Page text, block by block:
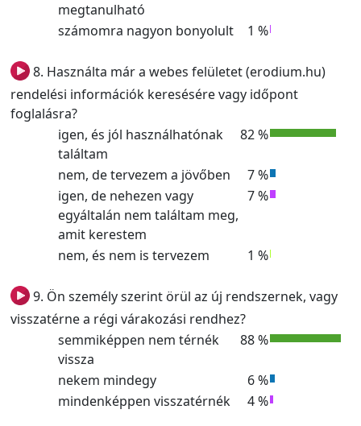
megtanulható
számomra nagyon bonyolult 1 %
8. Használta már a webes felületet (erodium.hu)
rendelési információk keresésére vagy időpont
foglalásra?
igen, és jól használhatónak
találtam
82 %
nem, de tervezem a jövőben
7 %
igen, de nehezen vagy
egyáltalán nem találtam meg,
amit kerestem
7 %
nem, és nem is tervezem 1 %
9. Ön személy szerint örül az új rendszernek, vagy
visszatérne a régi várakozási rendhez?
semmiképpen nem térnék
vissza
88 %
nekem mindegy
6 %
mindenképpen visszatérnék
4 %